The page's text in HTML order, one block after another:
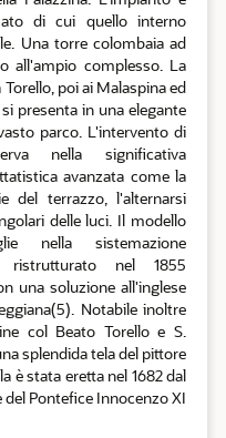
di cui quello interno
Una torre colombaia ad
all'ampio complesso. La
poi ai Malaspina ed
presenta in una elegante
parco. L'intervento di
nella significativa
avanzata come la
del terrazzo, l'alternarsi
delle luci. Il modello
nella sistemazione
nel 1855
una soluzione all'inglese
Notabile inoltre
col Beato Torello e S.
splendida tela del pittore
è stata eretta nel 1682 dal
Pontefice Innocenzo XI